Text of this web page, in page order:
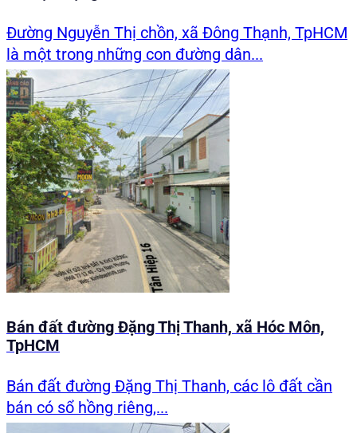
Đường Nguyễn Thị chồn, xã Đông Thạnh, TpHCM
là một trong những con đường dân...
Bán đất đường Đặng Thị Thanh, xã Hóc Môn,
TpHCM
Bán đất đường Đặng Thị Thanh, các lô đất cần
bán có sổ hồng riêng,...